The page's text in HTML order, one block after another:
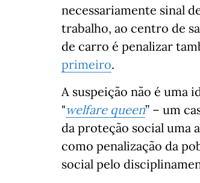
necessariamente sinal
trabalho, ao centro de
de carro é penalizar
primeiro.
A suspeição não é uma
"welfare queen” – um
da proteção social uma
como penalização da
social pelo